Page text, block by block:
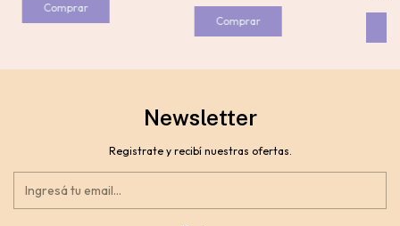
Comprar
Newsletter
Registrate y recibí nuestras ofertas.